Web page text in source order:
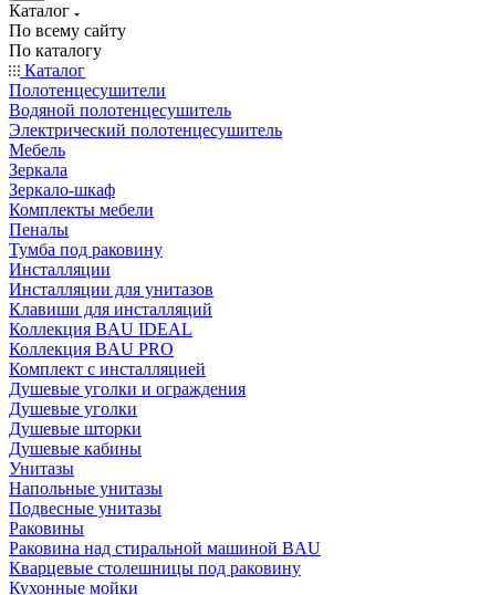
Каталог
По всему сайту
По каталогу
Каталог
Полотенцесушители
Водяной полотенцесушитель
Электрический полотенцесушитель
Мебель
Зеркала
Зеркало-шкаф
Комплекты мебели
Пеналы
Тумба под раковину
Инсталляции
Инсталляции для унитазов
Клавиши для инсталляций
Коллекция BAU IDEAL
Коллекция BAU PRO
Комплект с инсталляцией
Душевые уголки и ограждения
Душевые уголки
Душевые шторки
Душевые кабины
Унитазы
Напольные унитазы
Подвесные унитазы
Раковины
Раковина над стиральной машиной BAU
Кварцевые столешницы под раковину
Кухонные мойки